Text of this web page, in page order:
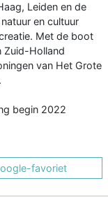
Leiden en de
en cultuur
Met de boot
Zuid-Holland
van Het Grote
begin 2022
favoriet